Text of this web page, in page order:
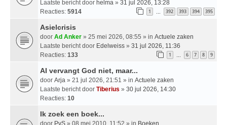
Laatste bericht door helma » 31 jul 2026, 13:28
Reacties: 5914 1 … 392 393 394 395
Asielcrisis
door Ad Anker » 25 mei 2026, 08:55 » in Actuele zaken
Laatste bericht door Edelweiss » 31 jul 2026, 11:36
Reacties: 133 1 … 6 7 8 9
AI vervangt God niet, maar...
door Arja » 21 jul 2026, 21:51 » in Actuele zaken
Laatste bericht door Tiberius » 30 jul 2026, 14:30
Reacties: 10
Ik zoek een boek...
door PvS » 08 mei 2010, 11:52 » in Boeken